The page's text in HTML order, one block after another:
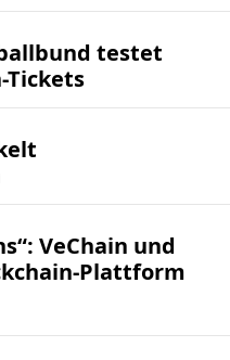
testet
Tickets
VeChain und
Plattform